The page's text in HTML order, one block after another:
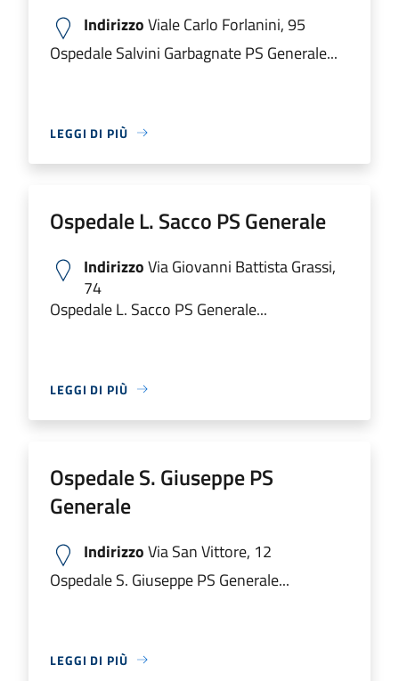
IndirizzoViale Carlo Forlanini, 95
Ospedale Salvini Garbagnate PS Generale...
LEGGI DI PIÙ
Ospedale L. Sacco PS Generale
IndirizzoVia Giovanni Battista Grassi,
74
Ospedale L. Sacco PS Generale...
LEGGI DI PIÙ
Ospedale S. Giuseppe PS
Generale
IndirizzoVia San Vittore, 12
Ospedale S. Giuseppe PS Generale...
LEGGI DI PIÙ